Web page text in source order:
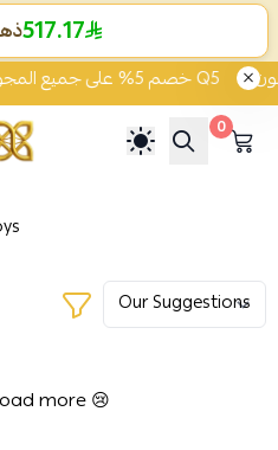
خصم 5% على جميع المجوهرات مع كوبون Q5
الشفاء للذهب
0
more 😢
517.17